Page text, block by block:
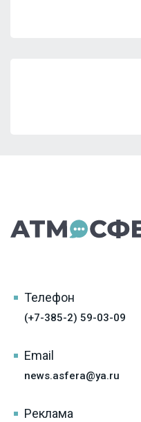
Телефон
(+7-385-2) 59-03-09
Email
news.asfera@ya.ru
Реклама